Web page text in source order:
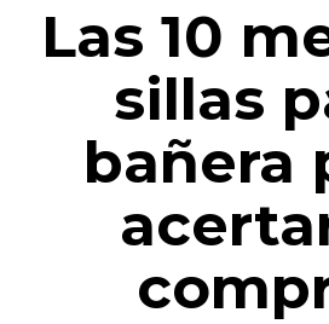
Las 10
sillas
bañera